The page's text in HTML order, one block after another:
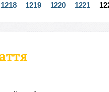
1218 1219 1220 1221